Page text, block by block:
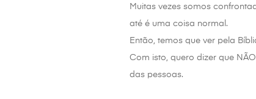
Muitas vezes somos
até é uma coisa normal.
Então, temos que ver pela
Com isto, quero dizer que
das pessoas.